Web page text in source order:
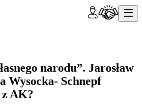
narodu”. Jarosław
Wysocka- Schnepf
AK?